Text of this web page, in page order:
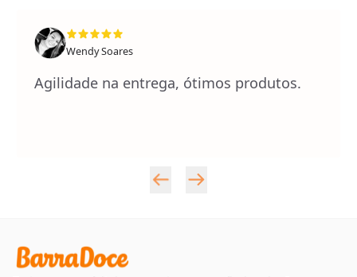
Wendy Soares
Agilidade na entrega, ótimos produtos.